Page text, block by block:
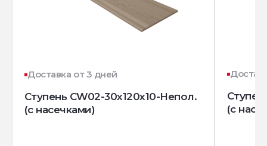
Доставка от 3 дней
Ступень CW02-30x120x10-Непол.
(с насечками)
(с